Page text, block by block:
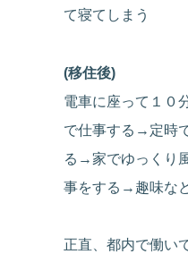
て寝てしまう
(移住後)
電車に座って１０
で仕事する→定時
る→家でゆっくり
事をする→趣味な
正直、都内で働い